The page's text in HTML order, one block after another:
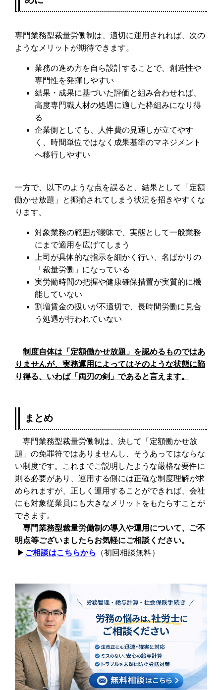
専門業務型裁量労働制は、適切に運用されれば、次の
ようなメリットが期待できます。
業務の進め方を自ら設計することで、創造性や
専門性を発揮しやすい
結果・成果に基づいた評価と組み合わせれば、
高度専門職人材の処遇に適した枠組みになり得
る
企業側としても、人件費の見通しが立てやす
く、時間単位ではなく成果基準のマネジメント
へ移行しやすい
一方で、以下のような点を誤ると、結果として「定額
働かせ放題」と揶揄されてしまう状況を招きやすくな
ります。
対象業務の範囲が曖昧で、実態として一般業務
にまで適用を広げてしまう
上司が具体的な指示を細かく行い、名ばかりの
「裁量労働」になっている
実労働時間の把握や健康確保措置が実質的に機
能していない
割増賃金の扱いが不適切で、長時間労働に見合
う処遇が行われていない
制度自体は「定額働かせ放題」を認めるものではあ
りませんが、実務運用によってはそのような状態に陥
り得る、いわば「両刃の剣」であると言えます。
まとめ
専門業務型裁量労働制は、決して「定額働かせ放
題」の免罪符ではありませんし、そうあってはならな
い制度です。これまでご説明したような厳格な要件に
則る必要があり、運用する側には正確な制度理解が求
められますが、正しく運用することができれば、会社
にも対象従業員にも大きなメリットをもたらすことが
できます。
専門業務型裁量労働制の導入や運用について、ご不
明点等ございましたらお気軽にご相談ください。
▶︎ ご相談はこちらから （初回相談無料）